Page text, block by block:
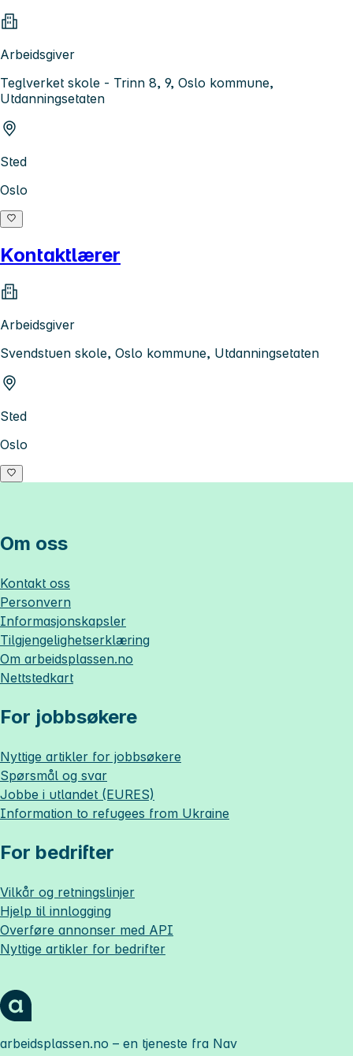
Arbeidsgiver
Teglverket skole - Trinn 8, 9, Oslo kommune,
Utdanningsetaten
Sted
Oslo
Kontaktlærer
Arbeidsgiver
Svendstuen skole, Oslo kommune, Utdanningsetaten
Sted
Oslo
Om oss
Kontakt oss
Personvern
Informasjonskapsler
Tilgjengelighetserklæring
Om arbeidsplassen.no
Nettstedkart
For jobbsøkere
Nyttige artikler for jobbsøkere
Spørsmål og svar
Jobbe i utlandet (EURES)
Information to refugees from Ukraine
For bedrifter
Vilkår og retningslinjer
Hjelp til innlogging
Overføre annonser med API
Nyttige artikler for bedrifter
arbeidsplassen.no – en tjeneste fra Nav